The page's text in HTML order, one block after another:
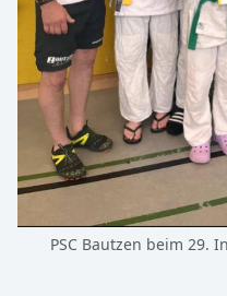
PSC Bautzen beim 29.